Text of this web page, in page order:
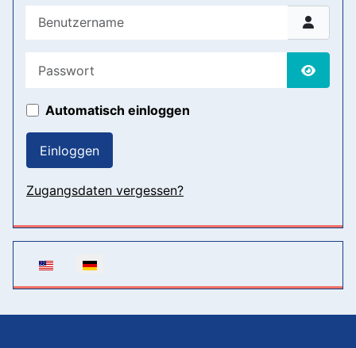
Benutzername
Automatisch einloggen
Einloggen
Zugangsdaten vergessen?
Sprache auswählen